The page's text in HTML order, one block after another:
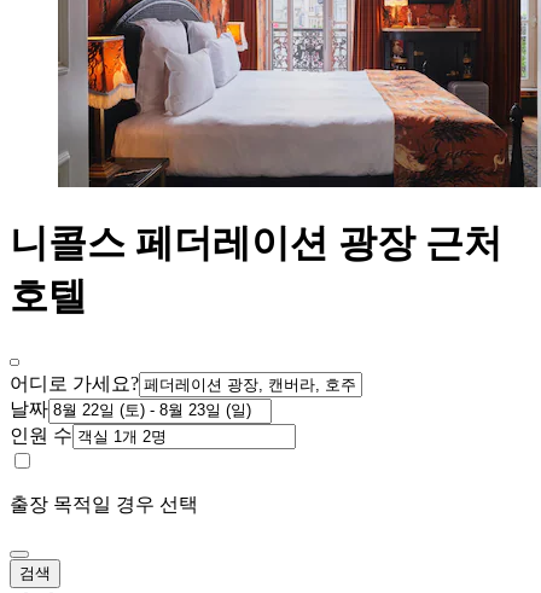
니콜스 페더레이션 광장 근처
호텔
어디로 가세요?
날짜
인원 수
출장 목적일 경우 선택
검색